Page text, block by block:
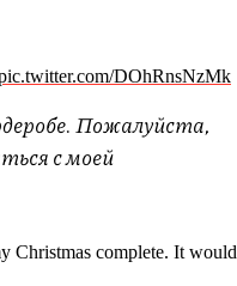
DOhRnsNzMk
Пожалуйста,
с моей
Christmas complete. It would